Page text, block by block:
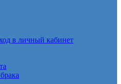
в личный кабинет